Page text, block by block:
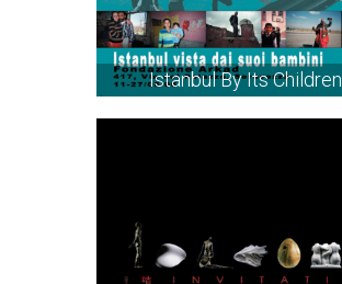
Istanbul By Its Children